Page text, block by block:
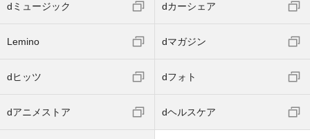
dミュージック dカーシェア
Lemino dマガジン
dヒッツ dフォト
dアニメストア dヘルスケア